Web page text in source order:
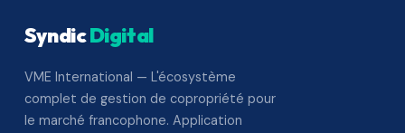
SyndicDigital
VME International — L'écosystème
complet de gestion de copropriété pour
le marché francophone. Application